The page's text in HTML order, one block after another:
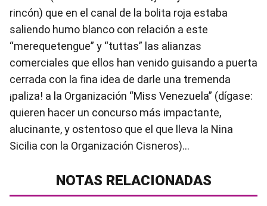
rincón) que en el canal de la bolita roja estaba
saliendo humo blanco con relación a este
“merequetengue” y “tuttas” las alianzas
comerciales que ellos han venido guisando a puerta
cerrada con la fina idea de darle una tremenda
¡paliza! a la Organización “Miss Venezuela” (dígase:
quieren hacer un concurso más impactante,
alucinante, y ostentoso que el que lleva la Nina
Sicilia con la Organización Cisneros)…
NOTAS RELACIONADAS